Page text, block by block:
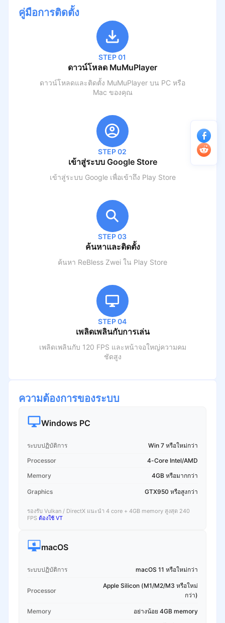
คู่มือการติดตั้ง
STEP 01
ดาวน์โหลด MuMuPlayer
ดาวน์โหลดและติดตั้ง MuMuPlayer บน PC หรือ
Mac ของคุณ
STEP 02
เข้าสู่ระบบ Google Store
เข้าสู่ระบบ Google เพื่อเข้าถึง Play Store
STEP 03
ค้นหาและติดตั้ง
ค้นหา ReBless Zwei ใน Play Store
STEP 04
เพลิดเพลินกับการเล่น
เพลิดเพลินกับ 120 FPS และหน้าจอใหญ่ความคม
ชัดสูง
ความต้องการของระบบ
Windows PC
ระบบปฏิบัติการ
Win 7 หรือใหม่กว่า
Processor
4-Core Intel/AMD
Memory
4GB หรือมากกว่า
Graphics GTX950 หรือสูงกว่า
รองรับ Vulkan / DirectX แนะนำ 4 core + 4GB memory สูงสุด 240
FPS ต้องใช้ VT
macOS
ระบบปฏิบัติการ macOS 11 หรือใหม่กว่า
Processor
Apple Silicon (M1/M2/M3 หรือใหม่
กว่า)
Memory อย่างน้อย 4GB memory